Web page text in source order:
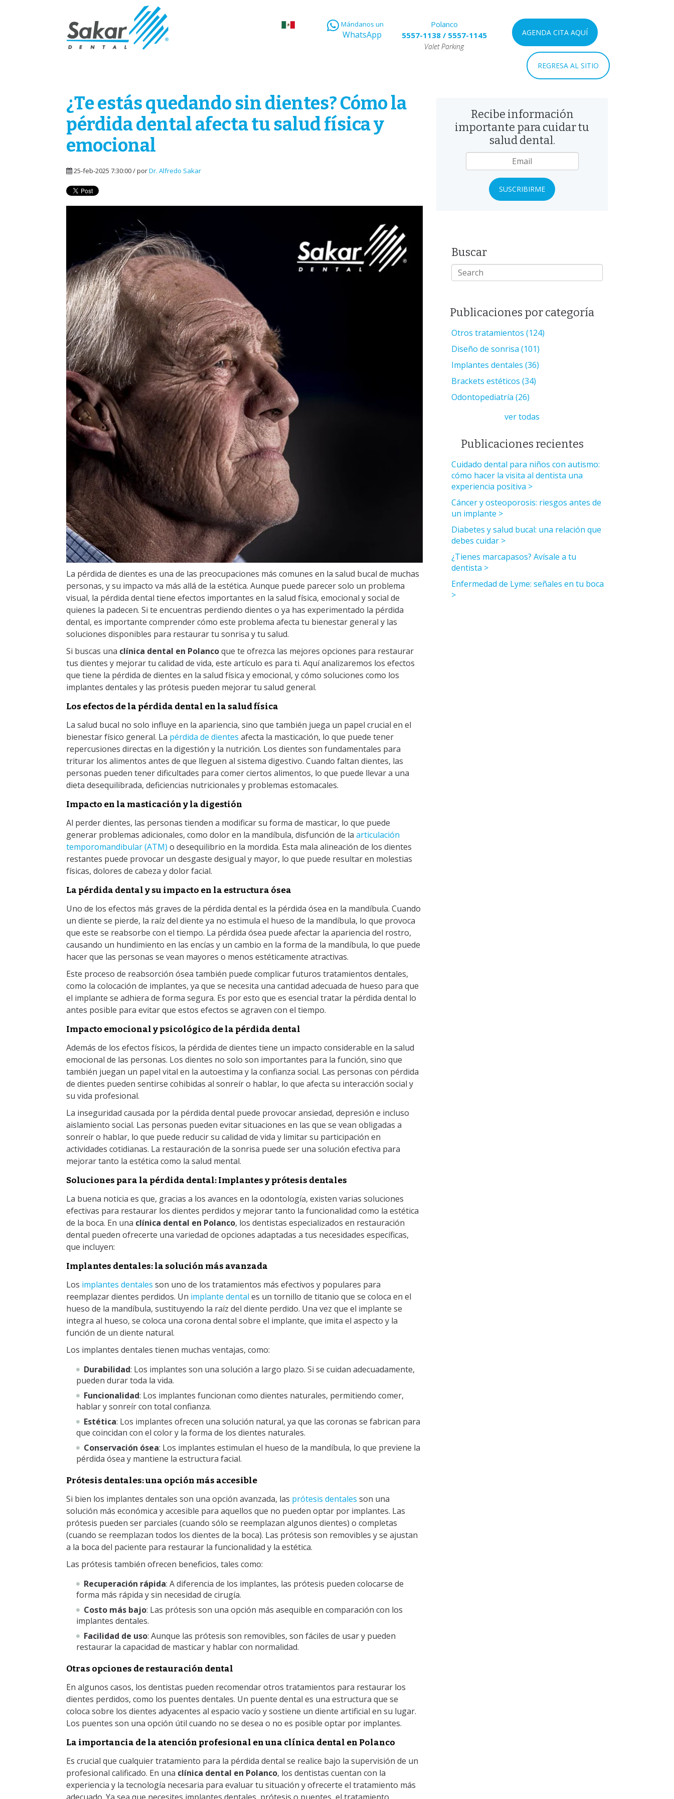
Mándanos un
WhatsApp
Polanco
5557-1138/ 5557-1145
Valet Parking
AGENDA CITA AQUÍ
REGRESA AL SITIO
¿Te estás quedando sin dientes? Cómo la
pérdida dental afecta tu salud física y
emocional
25-feb-2025 7:30:00 / porDr. Alfredo Sakar
La pérdida de dientes es una de las preocupaciones más comunes en la salud bucal de muchas
personas, y su impacto va más allá de la estética. Aunque puede parecer solo un problema
visual, la pérdida dental tiene efectos importantes en la salud física, emocional y social de
quienes la padecen. Si te encuentras perdiendo dientes o ya has experimentado la pérdida
dental, es importante comprender cómo este problema afecta tu bienestar general y las
soluciones disponibles para restaurar tu sonrisa y tu salud.
Si buscas una clínica dental en Polancoque te ofrezca las mejores opciones para restaurar
tus dientes y mejorar tu calidad de vida, este artículo es para ti. Aquí analizaremos los efectos
que tiene la pérdida de dientes en la salud física y emocional, y cómo soluciones como los
implantes dentales y las prótesis pueden mejorar tu salud general.
Los efectos de la pérdida dental en la salud física
La salud bucal no solo influye en la apariencia, sino que también juega un papel crucial en el
bienestar físico general. La pérdida de dientes afecta la masticación, lo que puede tener
repercusiones directas en la digestión y la nutrición. Los dientes son fundamentales para
triturar los alimentos antes de que lleguen al sistema digestivo. Cuando faltan dientes, las
personas pueden tener dificultades para comer ciertos alimentos, lo que puede llevar a una
dieta desequilibrada, deficiencias nutricionales y problemas estomacales.
Impacto en la masticación y la digestión
Al perder dientes, las personas tienden a modificar su forma de masticar, lo que puede
generar problemas adicionales, como dolor en la mandíbula, disfunción de la articulación
temporomandibular (ATM) o desequilibrio en la mordida. Esta mala alineación de los dientes
restantes puede provocar un desgaste desigual y mayor, lo que puede resultar en molestias
físicas, dolores de cabeza y dolor facial.
La pérdida dental y su impacto en la estructura ósea
Uno de los efectos más graves de la pérdida dental es la pérdida ósea en la mandíbula. Cuando
un diente se pierde, la raíz del diente ya no estimula el hueso de la mandíbula, lo que provoca
que este se reabsorbe con el tiempo. La pérdida ósea puede afectar la apariencia del rostro,
causando un hundimiento en las encías y un cambio en la forma de la mandíbula, lo que puede
hacer que las personas se vean mayores o menos estéticamente atractivas.
Este proceso de reabsorción ósea también puede complicar futuros tratamientos dentales,
como la colocación de implantes, ya que se necesita una cantidad adecuada de hueso para que
el implante se adhiera de forma segura. Es por esto que es esencial tratar la pérdida dental lo
antes posible para evitar que estos efectos se agraven con el tiempo.
Impacto emocional y psicológico de la pérdida dental
Además de los efectos físicos, la pérdida de dientes tiene un impacto considerable en la salud
emocional de las personas. Los dientes no solo son importantes para la función, sino que
también juegan un papel vital en la autoestima y la confianza social. Las personas con pérdida
de dientes pueden sentirse cohibidas al sonreír o hablar, lo que afecta su interacción social y
su vida profesional.
La inseguridad causada por la pérdida dental puede provocar ansiedad, depresión e incluso
aislamiento social. Las personas pueden evitar situaciones en las que se vean obligadas a
sonreír o hablar, lo que puede reducir su calidad de vida y limitar su participación en
actividades cotidianas. La restauración de la sonrisa puede ser una solución efectiva para
mejorar tanto la estética como la salud mental.
Soluciones para la pérdida dental: Implantes y prótesis dentales
La buena noticia es que, gracias a los avances en la odontología, existen varias soluciones
efectivas para restaurar los dientes perdidos y mejorar tanto la funcionalidad como la estética
de la boca. En una clínica dental en Polanco, los dentistas especializados en restauración
dental pueden ofrecerte una variedad de opciones adaptadas a tus necesidades específicas,
que incluyen:
Implantes dentales: la solución más avanzada
Los implantes dentales son uno de los tratamientos más efectivos y populares para
reemplazar dientes perdidos. Un implante dental es un tornillo de titanio que se coloca en el
hueso de la mandíbula, sustituyendo la raíz del diente perdido. Una vez que el implante se
integra al hueso, se coloca una corona dental sobre el implante, que imita el aspecto y la
función de un diente natural.
Los implantes dentales tienen muchas ventajas, como:
Durabilidad: Los implantes son una solución a largo plazo. Si se cuidan adecuadamente,
pueden durar toda la vida.
Funcionalidad: Los implantes funcionan como dientes naturales, permitiendo comer,
hablar y sonreír con total confianza.
Estética: Los implantes ofrecen una solución natural, ya que las coronas se fabrican para
que coincidan con el color y la forma de los dientes naturales.
Conservación ósea: Los implantes estimulan el hueso de la mandíbula, lo que previene la
pérdida ósea y mantiene la estructura facial.
Prótesis dentales: una opción más accesible
Si bien los implantes dentales son una opción avanzada, las prótesis dentales son una
solución más económica y accesible para aquellos que no pueden optar por implantes. Las
prótesis pueden ser parciales (cuando sólo se reemplazan algunos dientes) o completas
(cuando se reemplazan todos los dientes de la boca). Las prótesis son removibles y se ajustan
a la boca del paciente para restaurar la funcionalidad y la estética.
Las prótesis también ofrecen beneficios, tales como:
Recuperación rápida: A diferencia de los implantes, las prótesis pueden colocarse de
forma más rápida y sin necesidad de cirugía.
Costo más bajo: Las prótesis son una opción más asequible en comparación con los
implantes dentales.
Facilidad de uso: Aunque las prótesis son removibles, son fáciles de usar y pueden
restaurar la capacidad de masticar y hablar con normalidad.
Otras opciones de restauración dental
En algunos casos, los dentistas pueden recomendar otros tratamientos para restaurar los
dientes perdidos, como los puentes dentales. Un puente dental es una estructura que se
coloca sobre los dientes adyacentes al espacio vacío y sostiene un diente artificial en su lugar.
Los puentes son una opción útil cuando no se desea o no es posible optar por implantes.
La importancia de la atención profesional en una clínica dental en Polanco
Es crucial que cualquier tratamiento para la pérdida dental se realice bajo la supervisión de un
profesional calificado. En una clínica dental en Polanco, los dentistas cuentan con la
experiencia y la tecnología necesaria para evaluar tu situación y ofrecerte el tratamiento más
Recibe información
importante para cuidar tu
salud dental.
Buscar
Publicaciones por categoría
Otros tratamientos(124)
Diseño de sonrisa(101)
Implantes dentales(36)
Brackets estéticos(34)
Odontopediatría(26)
ver todas
Publicaciones recientes
Cuidado dental para niños con autismo:
cómo hacer la visita al dentista una
experiencia positiva
Cáncer y osteoporosis: riesgos antes de
un implante
Diabetes y salud bucal: una relación que
debes cuidar
¿Tienes marcapasos? Avísale a tu
dentista
Enfermedad de Lyme: señales en tu boca